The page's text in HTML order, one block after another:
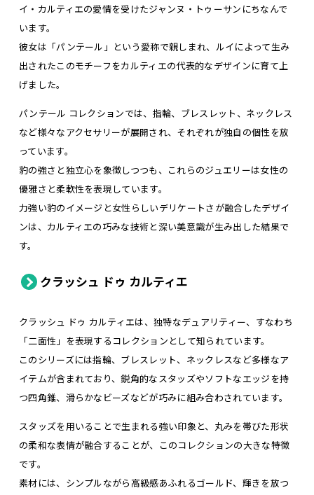
イ・カルティエの愛情を受けたジャンヌ・トゥーサンにちなんで
います。
彼女は「パンテール」という愛称で親しまれ、ルイによって生み
出されたこのモチーフをカルティエの代表的なデザインに育て上
げました。
パンテール コレクションでは、指輪、ブレスレット、ネックレス
など様々なアクセサリーが展開され、それぞれが独自の個性を放
っています。
豹の強さと独立心を象徴しつつも、これらのジュエリーは女性の
優雅さと柔軟性を表現しています。
力強い豹のイメージと女性らしいデリケートさが融合したデザイ
ンは、カルティエの巧みな技術と深い美意識が生み出した結果で
す。
クラッシュ ドゥ カルティエ
クラッシュ ドゥ カルティエは、独特なデュアリティー、すなわち
「二面性」を表現するコレクションとして知られています。
このシリーズには指輪、ブレスレット、ネックレスなど多様なア
イテムが含まれており、鋭角的なスタッズやソフトなエッジを持
つ四角錐、滑らかなビーズなどが巧みに組み合わされています。
スタッズを用いることで生まれる強い印象と、丸みを帯びた形状
の柔和な表情が融合することが、このコレクションの大きな特徴
です。
素材には、シンプルながら高級感あふれるゴールド、輝きを放つ